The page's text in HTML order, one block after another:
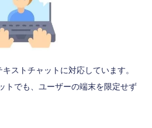
ストチャットに対応しています。
トでも、ユーザーの端末を限定せず